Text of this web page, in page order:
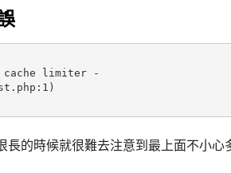
cache limiter -
的時候就很難去注意到最上面不小心